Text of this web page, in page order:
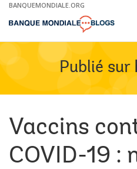
Skip
Main
BANQUEMONDIALE.ORG
Publié sur
Vaccins
COVID-19 :